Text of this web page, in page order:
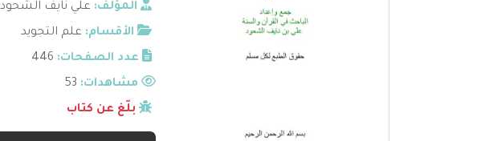
المؤلف: علي نايف الشحود
الأقسام: علم التجويد
عدد الصفحات: 446
مشاهدات:
بلّغ عن كتاب